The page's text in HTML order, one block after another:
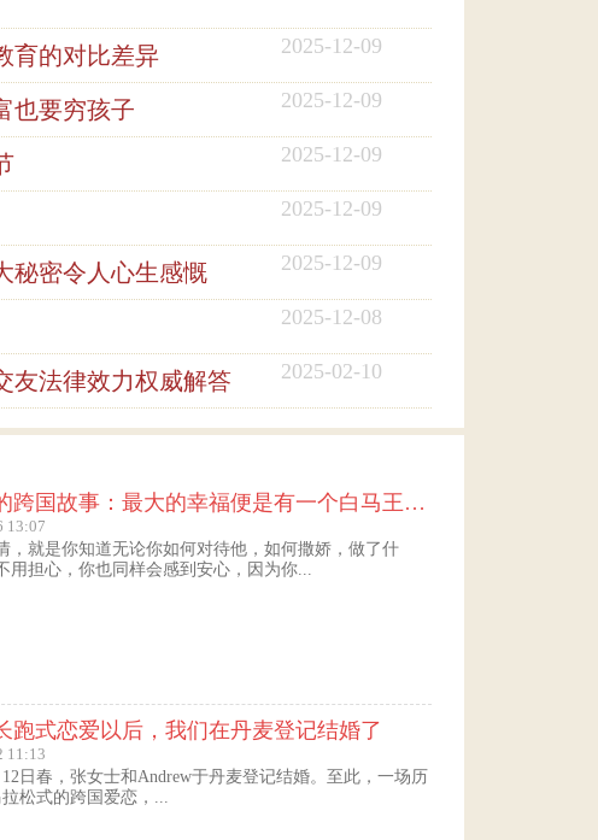
育的对比差异 2025-12-09
也要穷孩子 2025-12-09
2025-12-09
2025-12-09
秘密令人心生感慨 2025-12-09
2025-12-08
友法律效力权威解答 2025-02-10
黄女士的跨国故事：最大的幸福便是有一个白马王子一直默默等着自己
13:07
，就是你知道无论你如何对待他，如何撒娇，做了什
用担心，你也同样会感到安心，因为你...
跑式恋爱以后，我们在丹麦登记结婚了
11:13
12日春，张女士和Andrew于丹麦登记结婚。至此，一场历
松式的跨国爱恋，...